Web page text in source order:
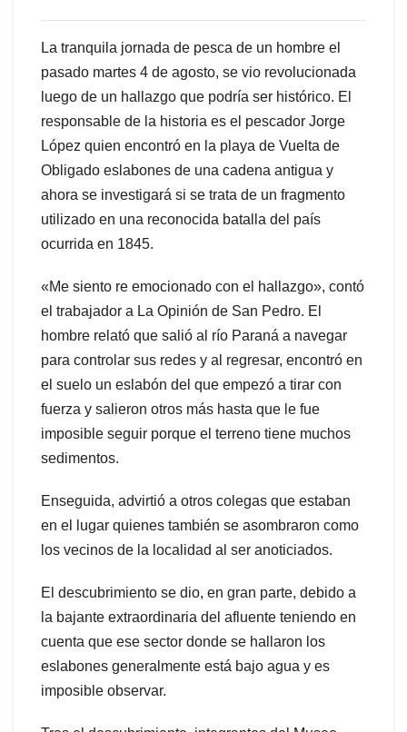
La tranquila jornada de pesca de un hombre el
pasado martes 4 de agosto, se vio revolucionada
luego de un hallazgo que podría ser histórico. El
responsable de la historia es el pescador Jorge
López quien encontró en la playa de Vuelta de
Obligado eslabones de una cadena antigua y
ahora se investigará si se trata de un fragmento
utilizado en una reconocida batalla del país
ocurrida en 1845.
«Me siento re emocionado con el hallazgo», contó
el trabajador a La Opinión de San Pedro. El
hombre relató que salió al río Paraná a navegar
para controlar sus redes y al regresar, encontró en
el suelo un eslabón del que empezó a tirar con
fuerza y salieron otros más hasta que le fue
imposible seguir porque el terreno tiene muchos
sedimentos.
Enseguida, advirtió a otros colegas que estaban
en el lugar quienes también se asombraron como
los vecinos de la localidad al ser anoticiados.
El descubrimiento se dio, en gran parte, debido a
la bajante extraordinaria del afluente teniendo en
cuenta que ese sector donde se hallaron los
eslabones generalmente está bajo agua y es
imposible observar.